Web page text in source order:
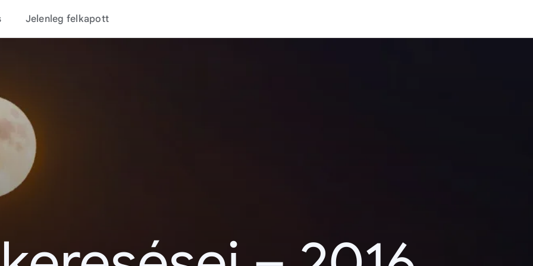
Jelenleg felkapott